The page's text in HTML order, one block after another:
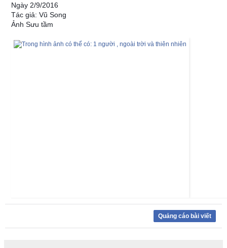
Ngày 2/9/2016
Tác giả: Vũ Song
Ảnh Sưu tầm
Quảng cáo bài viết